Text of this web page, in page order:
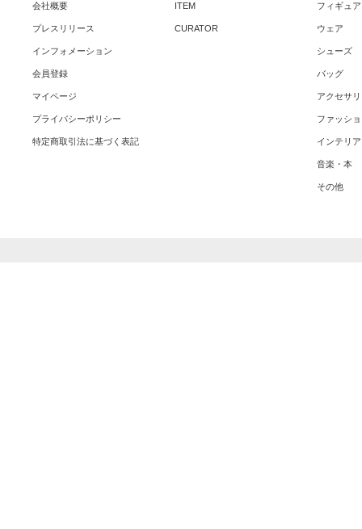
会社概要
プレスリリース
インフォメーション
会員登録
マイページ
プライバシーポリシー
特定商取引法に基づく表記
ITEM
CURATOR
フィギュ
ウェア
シューズ
バッグ
アクセサ
ファッシ
インテリア
音楽・本
その他